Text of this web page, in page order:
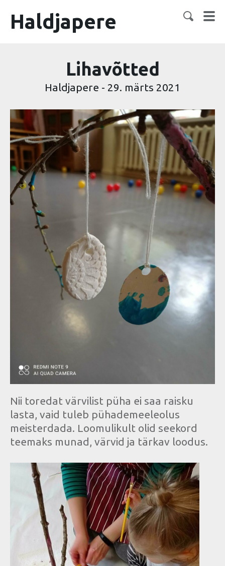
Haldjapere
Lihavõtted
Haldjapere - 29. märts 2021
Nii toredat värvilist püha ei saa raisku
lasta, vaid tuleb pühademeeleolus
meisterdada. Loomulikult olid seekord
teemaks munad, värvid ja tärkav loodus.